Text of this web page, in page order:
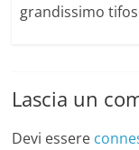
grandissimo
Lascia un
Devi essere